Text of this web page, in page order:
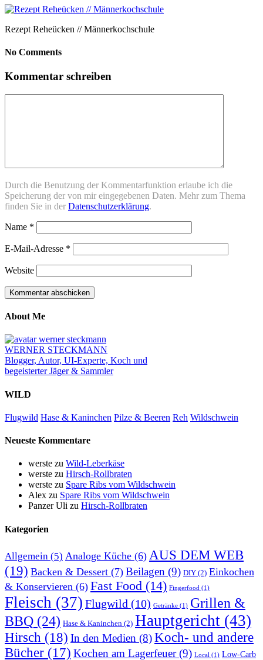
Rezept Reheücken // Männerkochschule
No Comments
Kommentar schreiben
Durch die Benutzung der Kommentarfunktion erlaube ich die
Speicherung der von mir eingegebenen Daten. Mehr zum Thema
finden Sie in der Datenschutzerklärung.
Name *
E-Mail-Adresse *
Website
About Me
WERNER STECKMANN
Blogger, Autor, UI-Experte, Koch und
begeisterter Jäger & Sammler
WILD
Flugwild Hase & Kaninchen Pilze & Beeren Reh Wildschwein
Neueste Kommentare
werste zu Wild-Leberkäse
werste zu Hirsch-Rollbraten
werste zu Spare Ribs vom Wildschwein
Alex zu Spare Ribs vom Wildschwein
Panzer Uli zu Hirsch-Rollbraten
Kategorien
Allgemein (5) Analoge Küche (6) AUS DEM WEB
(19) Backen & Dessert (7) Beilagen (9) DIY (2) Einkochen
& Konservieren (6) Fast Food (14) Fingerfood (1)
Fleisch (37) Flugwild (10) Getränke (1) Grillen &
BBQ (24) Hase & Kaninchen (2) Hauptgericht (43)
Hirsch (18) In den Medien (8)Koch- und andere
Bücher (17) Kochen am Lagerfeuer(9) Local (1) Low-Carb